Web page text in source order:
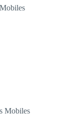
Mobiles